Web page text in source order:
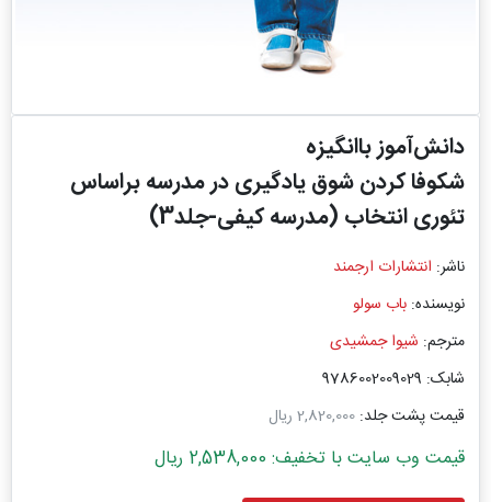
دانش‌آموز باانگیزه
شکوفا کردن شوق یادگیری در مدرسه براساس
تئوری انتخاب (مدرسه کیفی-جلد3)
ناشر: انتشارات ارجمند
نویسنده: باب سولو
مترجم: شیوا جمشیدی
شابک: 9786002009029
قیمت پشت جلد: 2,820,000 ریال
قیمت وب سایت با تخفیف: 2,538,000 ریال